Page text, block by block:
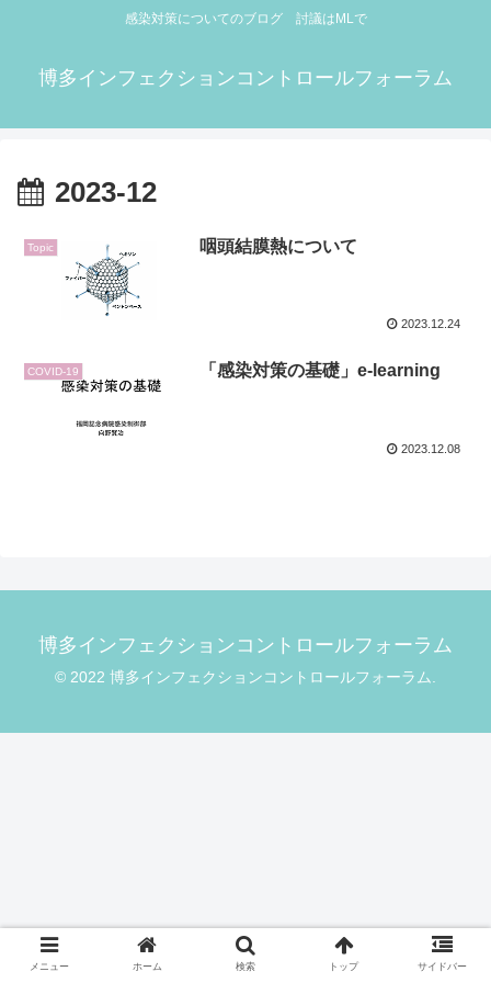
感染対策についてのブログ 討議はMLで
博多インフェクションコントロールフォーラム
2023-12
Topic 咽頭結膜熱について
2023.12.24
COVID-19 「感染対策の基礎」e-learning
2023.12.08
博多インフェクションコントロールフォーラム
© 2022 博多インフェクションコントロールフォーラム.
メニュー ホーム 検索 トップ サイドバー